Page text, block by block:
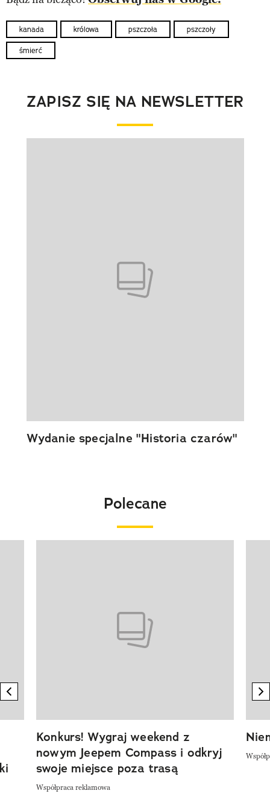
kanada królowa pszczoła pszczoły
śmierć
ZAPISZ SIĘ NA NEWSLETTER
Wydanie specjalne "Historia czarów"
Polecane
previous element
Konkurs! Wygraj weekend z
nowym Jeepem Compass i odkryj
swoje miejsce poza trasą
Współpraca reklamowa